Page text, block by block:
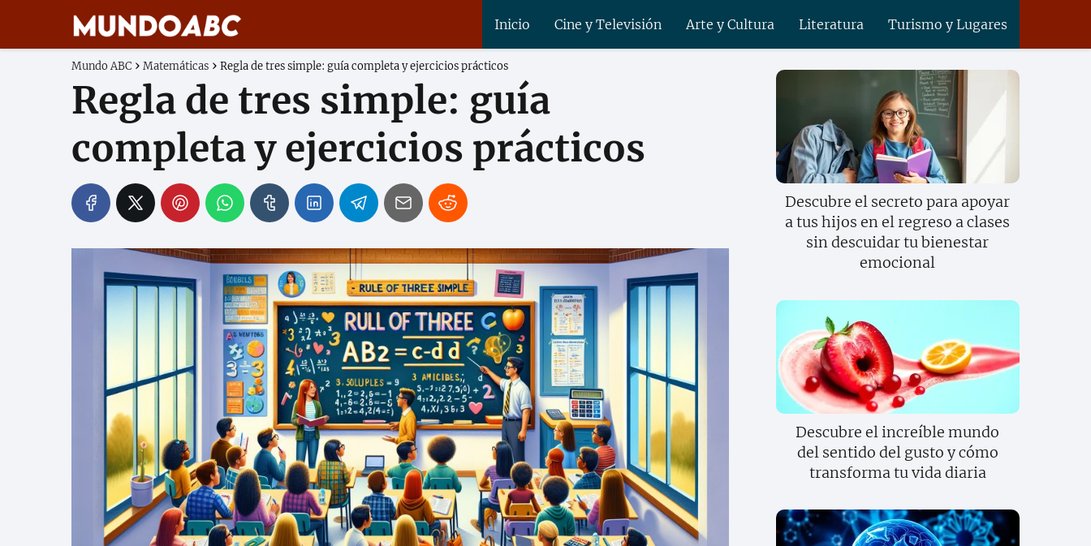
Inicio Cine y Televisión Arte y Cultura Literatura Turismo y Lugares
Mundo ABC Matemáticas Regla de tres simple: guía completa y ejercicios prácticos
Regla de tres simple: guía
completa y ejercicios prácticos
Descubre el secreto para apoyar
a tus hijos en el regreso a clases
sin descuidar tu bienestar
emocional
Descubre el increíble mundo
del sentido del gusto y cómo
transforma tu vida diaria